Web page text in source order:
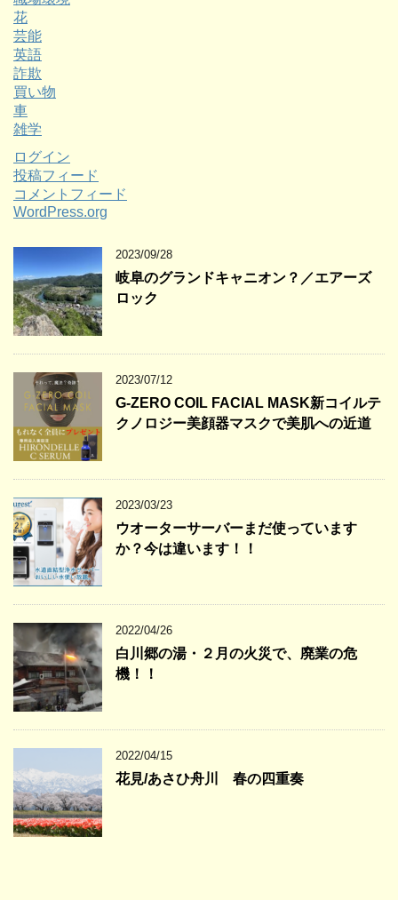
花
芸能
英語
詐欺
買い物
車
雑学
ログイン
投稿フィード
コメントフィード
WordPress.org
2023/09/28
岐阜のグランドキャニオン？／エアーズ
ロック
2023/07/12
G-ZERO COIL FACIAL MASK新コイルテ
クノロジー美顔器マスクで美肌への近道
2023/03/23
ウオーターサーバーまだ使っています
か？今は違います！！
2022/04/26
白川郷の湯・２月の火災で、廃業の危
機！！
2022/04/15
花見/あさひ舟川 春の四重奏